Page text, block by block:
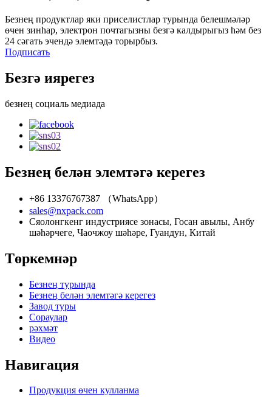
Безнең продуктлар яки приселистлар турында белешмәләр
өчен зинһар, электрон почтагызны безгә калдырыгыз һәм без
24 сәгать эчендә элемтәдә торырбыз.
Подписать
Безгә иярегез
безнең социаль медиада
Безнең белән элемтәгә керегез
+86 13376767387 （WhatsApp）
sales@nxpack.com
Сяолонгкенг индустриясе зонасы, Госан авылы, Анбу
шәһәрчеге, Чаочжоу шәһәре, Гуандун, Китай
Төркемнәр
Безнең турында
Безнең белән элемтәгә керегез
Завод туры
Сораулар
рәхмәт
Видео
Навигация
Продукция өчен кулланма